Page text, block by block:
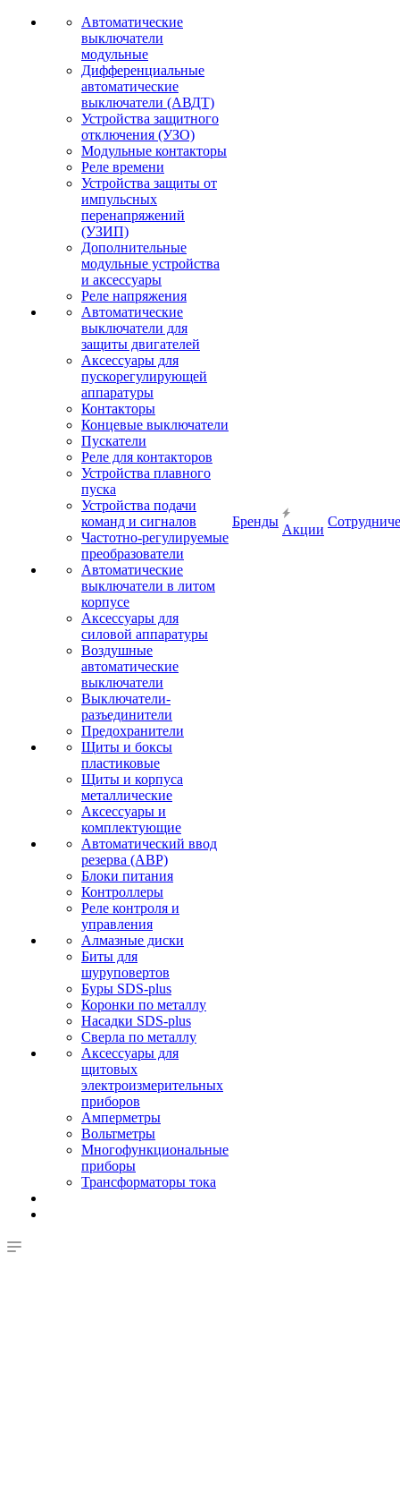
Автоматические
выключатели
модульные
Дифференциальные
автоматические
выключатели (АВДТ)
Устройства защитного
отключения (УЗО)
Модульные контакторы
Реле времени
Устройства защиты от
импульсных
перенапряжений
(УЗИП)
Дополнительные
модульные устройства
и аксессуары
Реле напряжения
Автоматические
выключатели для
защиты двигателей
Аксессуары для
пускорегулирующей
аппаратуры
Контакторы
Концевые выключатели
Пускатели
Реле для контакторов
Устройства плавного
пуска
Устройства подачи
команд и сигналов
Частотно-регулируемые
преобразователи
Автоматические
выключатели в литом
корпусе
Аксессуары для
силовой аппаратуры
Воздушные
автоматические
выключатели
Выключатели-
разъединители
Предохранители
Щиты и боксы
пластиковые
Щиты и корпуса
металлические
Аксессуары и
комплектующие
Автоматический ввод
резерва (АВР)
Блоки питания
Контроллеры
Реле контроля и
управления
Алмазные диски
Биты для
шуруповертов
Буры SDS-plus
Коронки по металлу
Насадки SDS-plus
Сверла по металлу
Аксессуары для
щитовых
электроизмерительных
приборов
Амперметры
Вольтметры
Многофункциональные
приборы
Трансформаторы тока
Бренды
Акции